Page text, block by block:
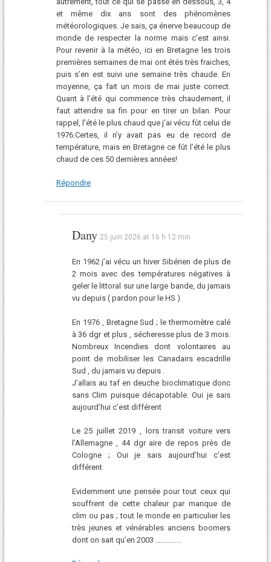
et même dix ans sont des phénomènes
météorologiques. Je sais, ça énerve beaucoup de
monde de respecter la norme mais c’est ainsi.
Pour revenir à la météo, ici en Bretagne les trois
premières semaines de mai ont étés très fraiches,
puis s’en est suivi une semaine très chaude. En
moyenne, ça fait un mois de mai juste correct.
Quant à l’été qui commence très chaudement, il
faut attendre sa fin pour en tirer un bilan. Pour
rappel, l’été le plus chaud que j’ai vécu fût celui de
1976.Certes, il n’y avait pas eu de record de
température, mais en Bretagne ce fût l’été le plus
chaud de ces 50 dernières années!
Répondre
Dany 25 juin 2026 at 16 h 12 min
En 1962 j’ai vécu un hiver Sibérien de plus de
2 mois avec des températures négatives à
geler le littoral sur une large bande, du jamais
vu depuis ( pardon pour le HS )
En 1976 , Bretagne Sud ; le thermomètre calé
à 36 dgr et plus , sécheresse plus de 3 mois.
Nombreux Incendies dont volontaires au
point de mobiliser les Canadairs escadrille
Sud , du jamais vu depuis .
J’allais au taf en deuche bioclimatique donc
sans Clim puisque décapotable. Oui je sais
aujourd’hui c’est différent
Le 25 juillet 2019 , lors transit voiture vers
l’Allemagne , 44 dgr aire de repos près de
Cologne ; Oui je sais aujourd’hui c’est
différent
Evidemment une pensée pour tout ceux qui
souffrent de cette chaleur par manque de
clim ou pas ; tout le monde en particulier les
très jeunes et vénérables anciens boomers
dont on sait qu’en 2003 …………..